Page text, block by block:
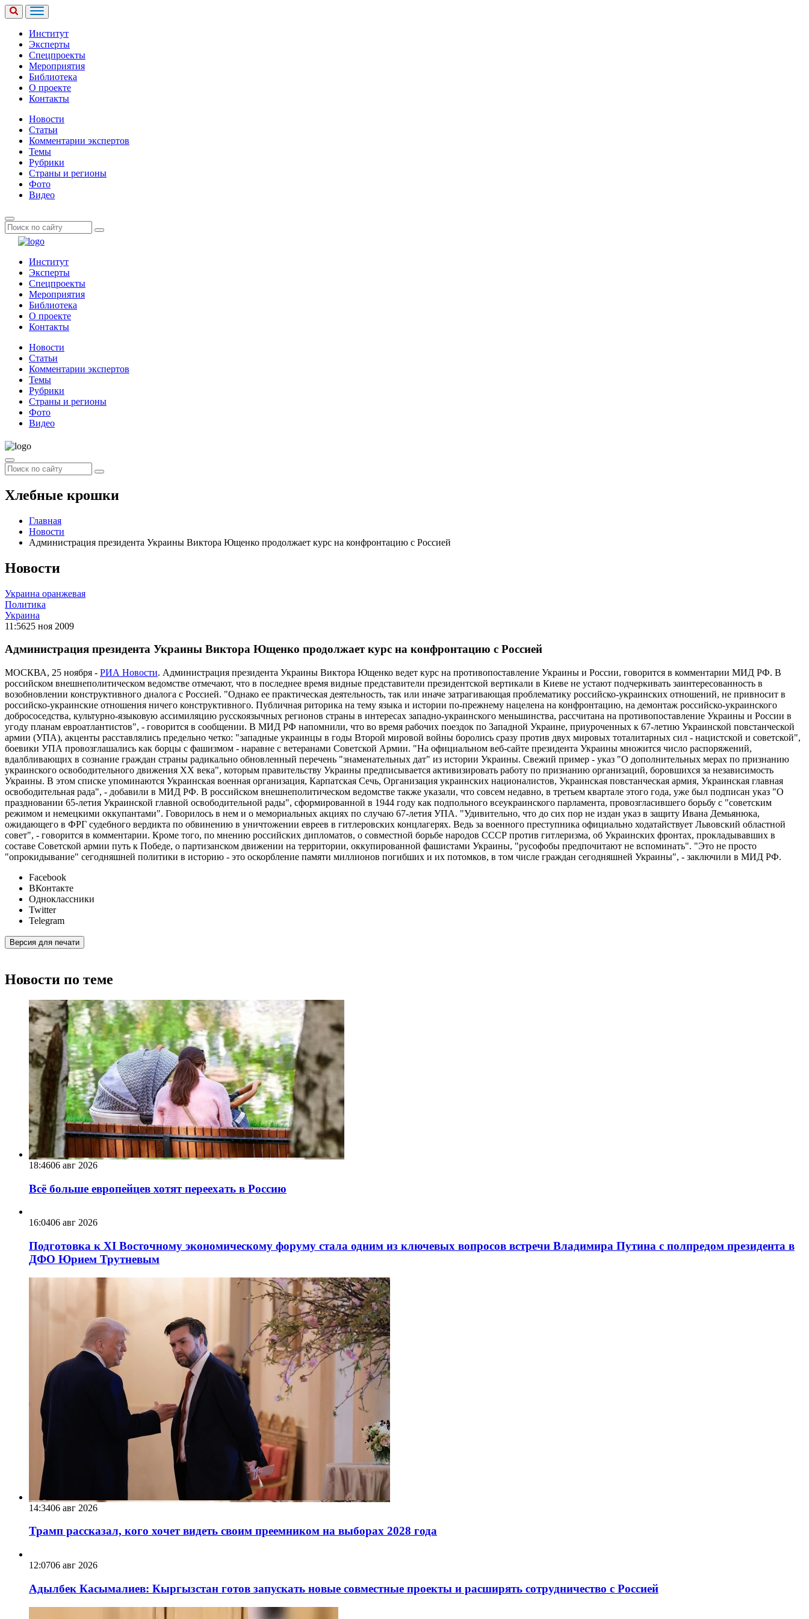
Институт
Эксперты
Спецпроекты
Мероприятия
Библиотека
О проекте
Контакты
Новости
Статьи
Комментарии экспертов
Темы
Рубрики
Страны и регионы
Фото
Видео
Институт
Эксперты
Спецпроекты
Мероприятия
Библиотека
О проекте
Контакты
Новости
Статьи
Комментарии экспертов
Темы
Рубрики
Страны и регионы
Фото
Видео
Хлебные крошки
Главная
Новости
Администрация президента Украины Виктора Ющенко продолжает курс на конфронтацию с Россией
Новости
Украина оранжевая
Политика
Украина
11:5625 ноя 2009
Администрация президента Украины Виктора Ющенко продолжает курс на конфронтацию с Россией
МОСКВА, 25 ноября - РИА Новости. Администрация президента Украины Виктора Ющенко ведет курс на противопоставление Украины и России, говорится в комментарии МИД РФ. В
российском внешнеполитическом ведомстве отмечают, что в последнее время видные представители президентской вертикали в Киеве не устают подчеркивать заинтересованность в
возобновлении конструктивного диалога с Россией. "Однако ее практическая деятельность, так или иначе затрагивающая проблематику российско-украинских отношений, не привносит в
российско-украинские отношения ничего конструктивного. Публичная риторика на тему языка и истории по-прежнему нацелена на конфронтацию, на демонтаж российско-украинского
добрососедства, культурно-языковую ассимиляцию русскоязычных регионов страны в интересах западно-украинского меньшинства, рассчитана на противопоставление Украины и России в
угоду планам евроатлантистов", - говорится в сообщении. В МИД РФ напомнили, что во время рабочих поездок по Западной Украине, приуроченных к 67-летию Украинской повстанческой
армии (УПА), акценты расставлялись предельно четко: "западные украинцы в годы Второй мировой войны боролись сразу против двух мировых тоталитарных сил - нацистской и советской",
боевики УПА провозглашались как борцы с фашизмом - наравне с ветеранами Советской Армии. "На официальном веб-сайте президента Украины множится число распоряжений,
вдалбливающих в сознание граждан страны радикально обновленный перечень "знаменательных дат" из истории Украины. Свежий пример - указ "О дополнительных мерах по признанию
украинского освободительного движения XX века", которым правительству Украины предписывается активизировать работу по признанию организаций, боровшихся за независимость
Украины. В этом списке упоминаются Украинская военная организация, Карпатская Сечь, Организация украинских националистов, Украинская повстанческая армия, Украинская главная
освободительная рада", - добавили в МИД РФ. В российском внешнеполитическом ведомстве также указали, что совсем недавно, в третьем квартале этого года, уже был подписан указ "О
праздновании 65-летия Украинской главной освободительной рады", сформированной в 1944 году как подпольного всеукраинского парламента, провозгласившего борьбу с "советским
режимом и немецкими оккупантами". Говорилось в нем и о мемориальных акциях по случаю 67-летия УПА. "Удивительно, что до сих пор не издан указ в защиту Ивана Демьянюка,
ожидающего в ФРГ судебного вердикта по обвинению в уничтожении евреев в гитлеровских концлагерях. Ведь за военного преступника официально ходатайствует Львовский областной
совет", - говорится в комментарии. Кроме того, по мнению российских дипломатов, о совместной борьбе народов СССР против гитлеризма, об Украинских фронтах, прокладывавших в
составе Советской армии путь к Победе, о партизанском движении на территории, оккупированной фашистами Украины, "русофобы предпочитают не вспоминать". "Это не просто
"опрокидывание" сегодняшней политики в историю - это оскорбление памяти миллионов погибших и их потомков, в том числе граждан сегодняшней Украины", - заключили в МИД РФ.
Facebook
ВКонтакте
Одноклассники
Twitter
Telegram
Версия для печати
Новости по теме
18:4606 авг 2026
Всё больше европейцев хотят переехать в Россию
16:0406 авг 2026
Подготовка к XI Восточному экономическому форуму стала одним из ключевых вопросов встречи Владимира Путина с полпредом президента в
ДФО Юрием Трутневым
14:3406 авг 2026
Трамп рассказал, кого хочет видеть своим преемником на выборах 2028 года
12:0706 авг 2026
Адылбек Касымалиев: Кыргызстан готов запускать новые совместные проекты и расширять сотрудничество с Россией